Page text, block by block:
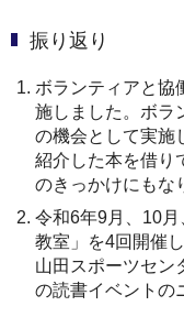
振り返り
ボランティアと協
施しました。ボラ
の機会として実施
紹介した本を借り
のきっかけにもな
令和6年9月、10
教室」を4回開催
山田スポーツセン
の読書イベントの